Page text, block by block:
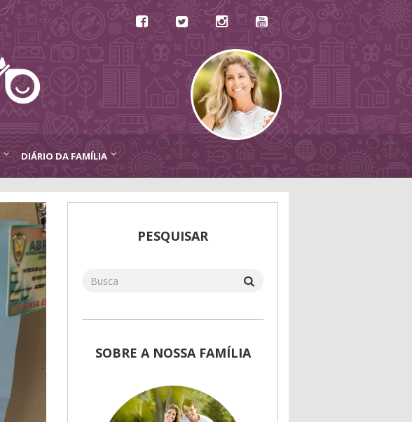
DIÁRIO DA FAMÍLIA
PESQUISAR
SOBRE A NOSSA FAMÍLIA